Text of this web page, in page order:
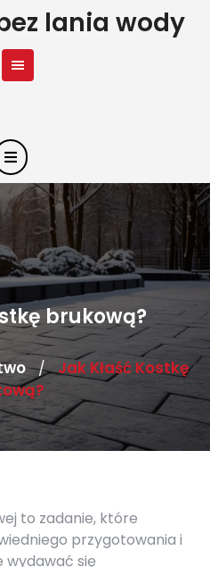
lania wody
brukową?
/ Jak Kłaść Kostkę
to zadanie, które
przygotowania i
wydawać się